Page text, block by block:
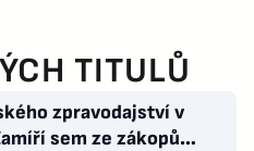
TITULŮ
zpravodajství v
sem ze zákopů